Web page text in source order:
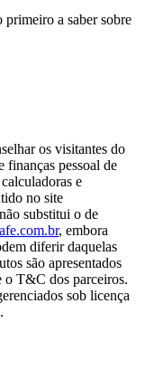
primeiro a saber sobre
os visitantes do
finanças pessoal de
e
no site
substitui o de
, embora
diferir daquelas
são apresentados
o T&C dos parceiros.
sob licença